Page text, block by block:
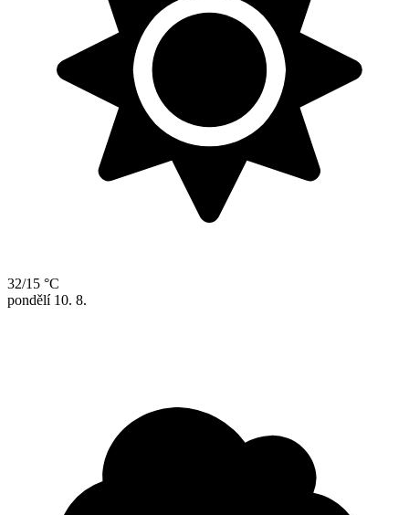
32/15 °C
pondělí 10. 8.